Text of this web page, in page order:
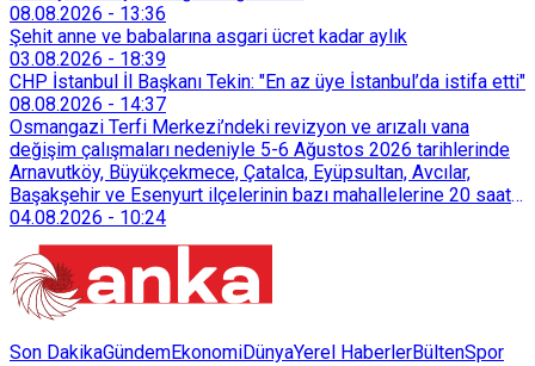
08.08.2026 - 13:36
Şehit anne ve babalarına asgari ücret kadar aylık
03.08.2026 - 18:39
CHP İstanbul İl Başkanı Tekin: "En az üye İstanbul’da istifa etti"
08.08.2026 - 14:37
Osmangazi Terfi Merkezi’ndeki revizyon ve arızalı vana
değişim çalışmaları nedeniyle 5-6 Ağustos 2026 tarihlerinde
Arnavutköy, Büyükçekmece, Çatalca, Eyüpsultan, Avcılar,
Başakşehir ve Esenyurt ilçelerinin bazı mahallelerine 20 saat
süreyle su verilemeyecek.
04.08.2026 - 10:24
Son DakikaGündemEkonomiDünyaYerel HaberlerBültenSpor